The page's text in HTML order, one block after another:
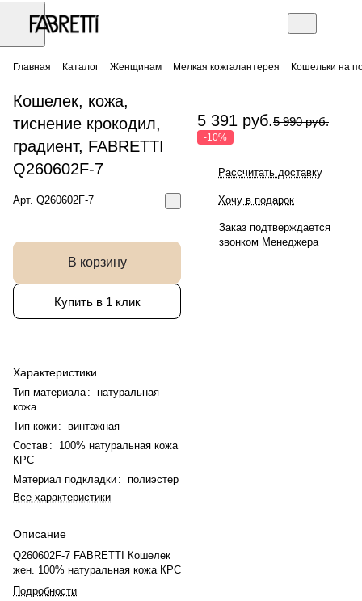
Главная Каталог Женщинам Мелкая кожгалантерея Кошельки на
Кошелек, кожа,
тиснение крокодил,
градиент, FABRETTI
Q260602F-7
Арт. Q260602F-7
В корзину
Купить в 1 клик
Характеристики
Тип материала : натуральная
кожа
Тип кожи : винтажная
Состав :
100% натуральная кожа
КРС
Материал подкладки : полиэстер
Все характеристики
Описание
Q260602F-7 FABRETTI Кошелек
жен. 100% натуральная кожа КРС
Подробности
5 391 руб.5 990 руб.
-10%
Рассчитать доставку
Хочу в подарок
Заказ подтверждается
звонком Менеджера